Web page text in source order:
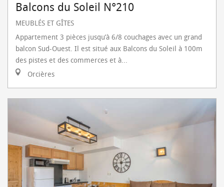
Balcons du Soleil N°210
MEUBLÉS ET GÎTES
Appartement 3 pièces jusqu’à 6/8 couchages avec un grand
balcon Sud-Ouest. Il est situé aux Balcons du Soleil à 100m
des pistes et des commerces et à...
Orcières